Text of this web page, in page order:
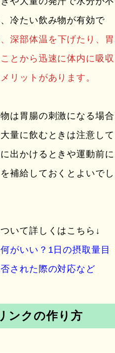
冷たい飲み物が有効で
深部体温を下げたり、胃
とから迅速に体内に吸収
リットがあります。
は胃腸の刺激になる場合
量に飲むときは注意して
出かけるときや運動前に
補給しておくとよいでし
いて詳しくはこちら↓
がいい？1日の摂取量目
された際の対応など
ンクの作り方